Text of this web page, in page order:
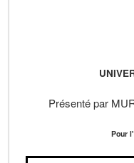
Présenté par
Pour